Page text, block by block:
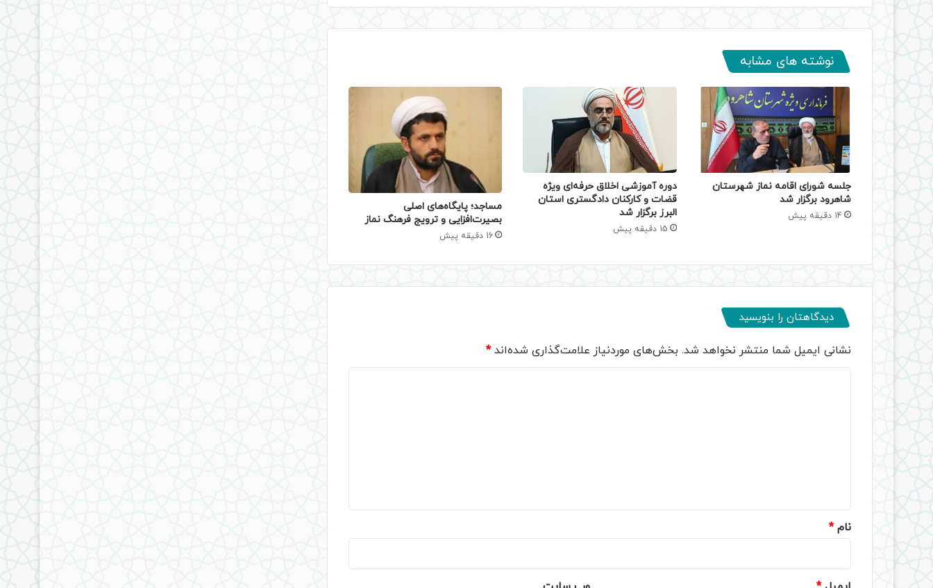
نوشته های مشابه
جلسه شورای اقامه نماز شهرستان
شاهرود برگزار شد
14 دقیقه پیش
دوره آموزشی اخلاق حرفه‌ای ویژه
قضات و کارکنان دادگستری استان
البرز برگزار شد
15 دقیقه پیش
​مساجد؛ پایگاه‌های اصلی
بصیرت‌افزایی و ترویج فرهنگ نماز
16 دقیقه پیش
دیدگاهتان را بنویسید
نشانی ایمیل شما منتشر نخواهد شد. بخش‌های موردنیاز علامت‌گذاری شده‌اند*
نام*